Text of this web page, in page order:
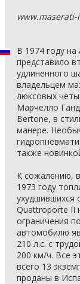
www.maserati-
В 1974 году
представило
удлиненного
владельцем
люксовых
Марчелло
Bertone, в
манере.
также
К сожалению,
1973 году
ухудшившихся
Quattroporte II
ограничения
автомобилю
210 л.с. с
200 км/ч. Все
всего 13
проданы в